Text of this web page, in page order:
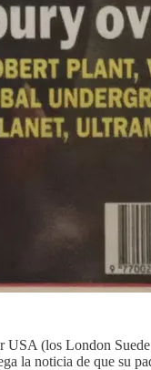
(los London
la noticia de que su